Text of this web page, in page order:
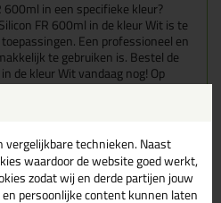
in een specifieke kleur?
FR 600ml in de kleur Wit is te
Een professioneel en
te gebruiken is. Bestel de
de kleur Wit vandaag nog! Op
= morgen in huis.
> technieken. Naast
waardoor de website goed werkt,
zodat wij en derde partijen jouw
persoonlijke content kunnen laten